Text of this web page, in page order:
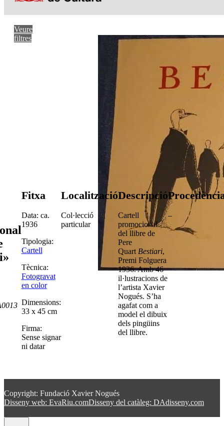
Veure
filtres
Fitxa
Data: ca.
1936
Tipologia:
Cartell
Tècnica:
Fotogravat
en color
Dimensions:
33 x 45 cm
Firma:
Sense signar
ni datar
Localització
Col·lecció
particular
Descripció
Cartell
promocional
del llibre de
Pere
Quart Bestiari,
Premi Folguera
1936. Amb 46
il·lustracions de
l’artista Xavier
Nogués. S’ha
agafat com a
model el dibuix
dels pingüins
del llibre.
–
Copyright: Fundació Xavier Nogués
Disseny web: EvaRiu.comDisseny del catàleg: DAdisseny.com